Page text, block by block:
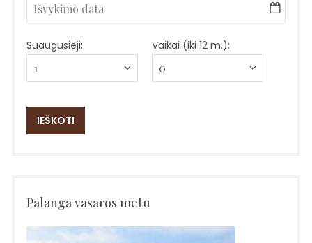
Suaugusieji: Vaikai (iki 12 m.):
Palanga vasaros metu